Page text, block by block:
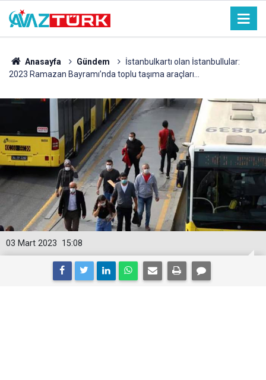
Anasayfa Gündem
İstanbulkartı olan İstanbullular:
2023 Ramazan Bayramı’nda toplu taşıma araçları…
15:08
03 Mart 2023